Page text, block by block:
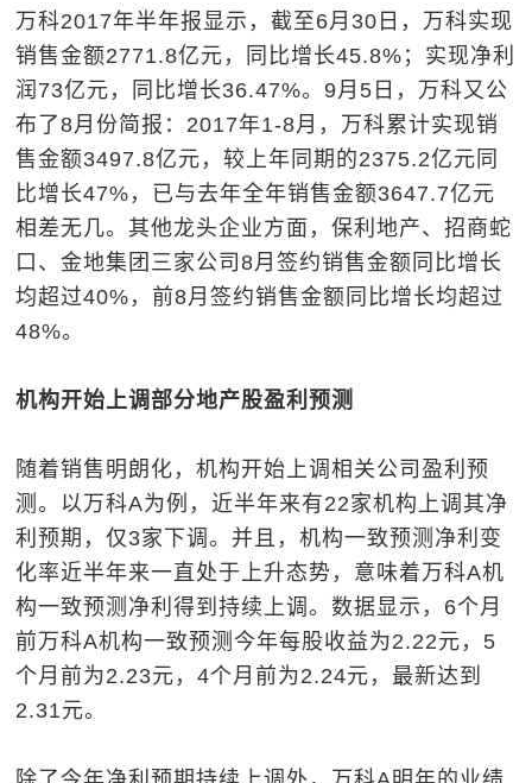
万科2017年半年报显示，截至6月30日，万科实现
销售金额2771.8亿元，同比增长45.8%；实现净利
润73亿元，同比增长36.47%。9月5日，万科又公
布了8月份简报：2017年1-8月，万科累计实现销
售金额3497.8亿元，较上年同期的2375.2亿元同
比增长47%，已与去年全年销售金额3647.7亿元
相差无几。其他龙头企业方面，保利地产、招商蛇
口、金地集团三家公司8月签约销售金额同比增长
均超过40%，前8月签约销售金额同比增长均超过
48%。
机构开始上调部分地产股盈利预测
随着销售明朗化，机构开始上调相关公司盈利预
测。以万科A为例，近半年来有22家机构上调其净
利预期，仅3家下调。并且，机构一致预测净利变
化率近半年来一直处于上升态势，意味着万科A机
构一致预测净利得到持续上调。数据显示，6个月
前万科A机构一致预测今年每股收益为2.22元，5
个月前为2.23元，4个月前为2.24元，最新达到
2.31元。